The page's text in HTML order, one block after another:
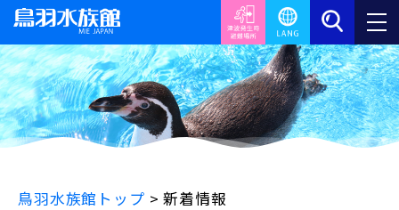
鳥羽水族館トップ >新着情報